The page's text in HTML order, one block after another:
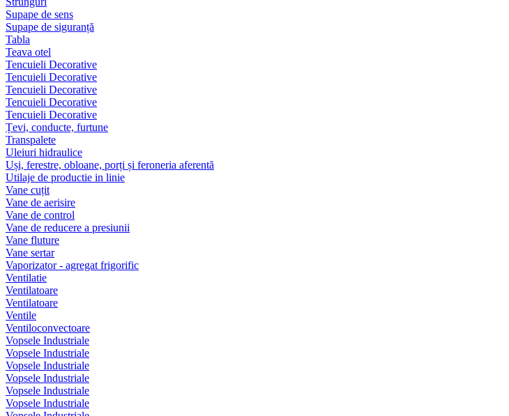
Supape de sens
Supape de siguranță
Tabla
Teava otel
Tencuieli Decorative
Tencuieli Decorative
Tencuieli Decorative
Tencuieli Decorative
Tencuieli Decorative
Țevi, conducte, furtune
Transpalete
Uleiuri hidraulice
Uși, ferestre, obloane, porți și feroneria aferentă
Utilaje de productie in linie
Vane cuțit
Vane de aerisire
Vane de control
Vane de reducere a presiunii
Vane fluture
Vane sertar
Vaporizator - agregat frigorific
Ventilatie
Ventilatoare
Ventilatoare
Ventile
Ventiloconvectoare
Vopsele Industriale
Vopsele Industriale
Vopsele Industriale
Vopsele Industriale
Vopsele Industriale
Vopsele Industriale